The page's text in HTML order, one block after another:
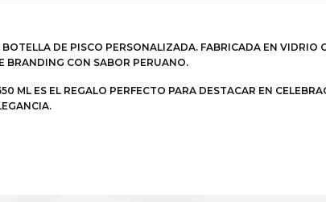
DE PISCO PERSONALIZADA. FABRICADA EN VIDRIO
BRANDING CON SABOR PERUANO.
ML ES EL REGALO PERFECTO PARA DESTACAR EN